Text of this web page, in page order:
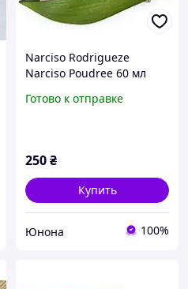
Narciso Rodrigueze
Narciso Poudree 60 мл
Готово к отправке
250₴
Купить
Юнона 100%